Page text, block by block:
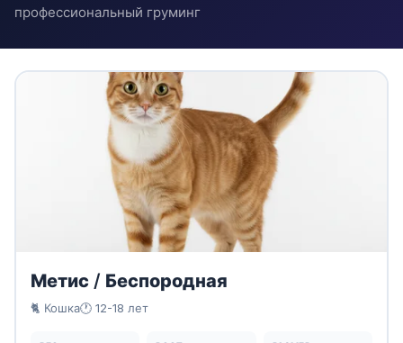
профессиональный груминг
Метис / Беспородная
🐈 Кошка🕐 12-18 лет